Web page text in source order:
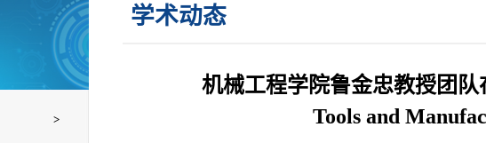
>
学术动态
机械工程学院鲁金忠教授团
Tools and